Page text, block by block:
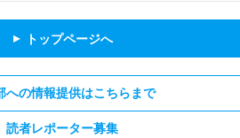
▲ トップページへ
への情報提供はこちらまで
読者レポーター募集